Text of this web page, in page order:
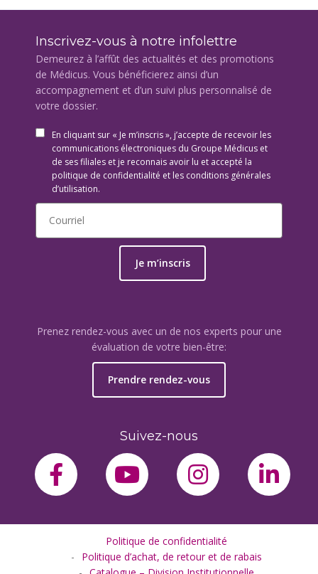
Inscrivez-vous à notre infolettre
Demeurez à l’affût des actualités et des promotions
de Médicus. Vous bénéficierez ainsi d’un
accompagnement et d’un suivi plus personnalisé de
votre dossier.
En cliquant sur « Je m’inscris », j’accepte de recevoir les
communications électroniques du Groupe Médicus et
de ses filiales et je reconnais avoir lu et accepté la
politique de confidentialité et les conditions générales
d’utilisation.
Je m’inscris
Prenez rendez-vous avec un de nos experts pour une
évaluation de votre bien-être:
Prendre rendez-vous
Suivez-nous
facebook-fyoutubeinstagram
Politique de confidentialité
Politique d’achat, de retour et de rabais